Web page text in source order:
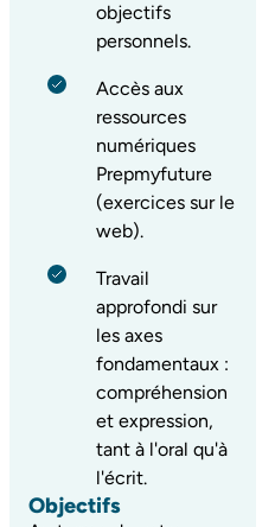
objectifs
personnels.
Accès aux
ressources
numériques
Prepmyfuture
(exercices sur le
web).
Travail
approfondi sur
les axes
fondamentaux :
compréhension
et expression,
tant à l'oral qu'à
l'écrit.
Objectifs